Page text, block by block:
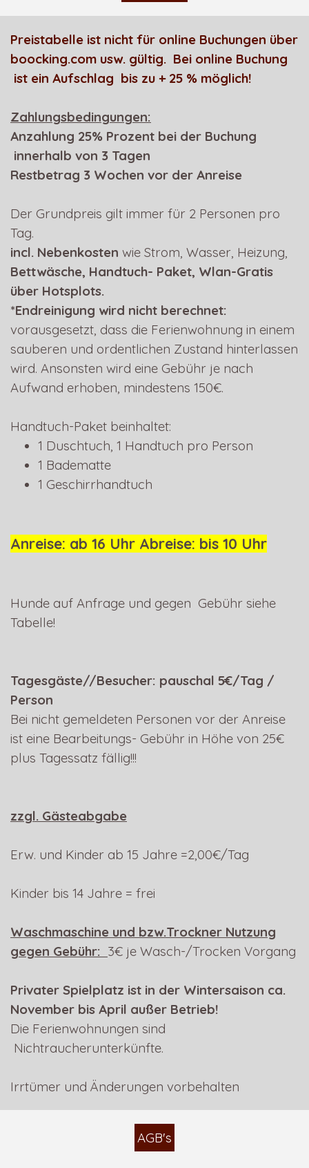
Preistabelle ist nicht für online Buchungen über
boocking.com usw. gültig. Bei online Buchung
ist ein Aufschlag bis zu + 25 % möglich!
Zahlungsbedingungen:
Anzahlung 25% Prozent bei der Buchung
innerhalb von 3 Tagen
Restbetrag 3 Wochen vor der Anreise
Der Grundpreis gilt immer für 2 Personen pro
Tag.
incl. Nebenkosten wie Strom, Wasser, Heizung,
Bettwäsche, Handtuch- Paket, Wlan-Gratis
über Hotsplots.
*Endreinigung wird nicht berechnet:
vorausgesetzt, dass die Ferienwohnung in einem
sauberen und ordentlichen Zustand hinterlassen
wird. Ansonsten wird eine Gebühr je nach
Aufwand erhoben, mindestens 150€.
Handtuch-Paket beinhaltet:
1 Duschtuch, 1 Handtuch pro Person
1 Badematte
1 Geschirrhandtuch
Anreise: ab 16 Uhr Abreise: bis 10 Uhr
Hunde auf Anfrage und gegen Gebühr siehe
Tabelle!
Tagesgäste//Besucher: pauschal 5€/Tag /
Person
Bei nicht gemeldeten Personen vor der Anreise
ist eine Bearbeitungs- Gebühr in Höhe von 25€
plus Tagessatz fällig!!!
zzgl. Gästeabgabe
Erw. und Kinder ab 15 Jahre =2,00€/Tag
Kinder bis 14 Jahre = frei
Waschmaschine und bzw.Trockner Nutzung
gegen Gebühr: 3€ je Wasch-/Trocken Vorgang
Privater Spielplatz ist in der Wintersaison ca.
November bis April außer Betrieb!
Die Ferienwohnungen sind
Nichtraucherunterkünfte.
Irrtümer und Änderungen vorbehalten
AGB's